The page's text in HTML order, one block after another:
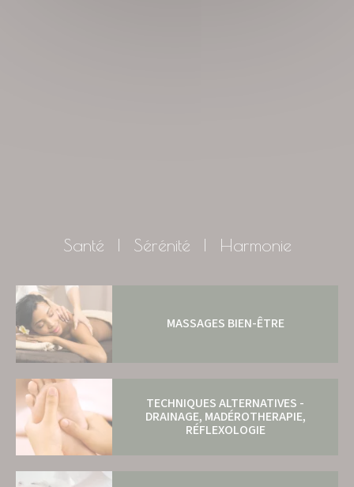
Santé | Sérénité | Harmonie
MASSAGES BIEN-ÊTRE
TECHNIQUES ALTERNATIVES -
DRAINAGE, MADÉROTHERAPIE,
RÉFLEXOLOGIE